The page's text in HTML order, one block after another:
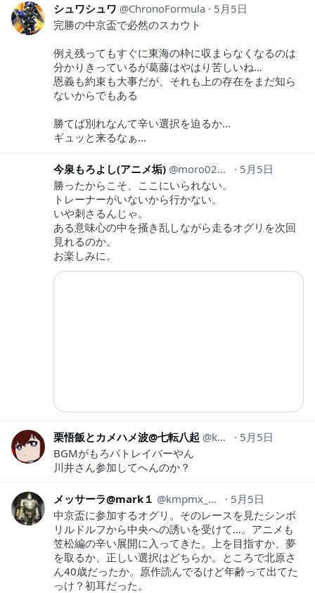
シュワシュワ ChronoFormula
5月5日
完勝の中京盃で必然のスカウト
例え残ってもすぐに東海の枠に収まらなくなるのは
分かりきっているが葛藤はやはり苦しいね…
恩義も約束も大事だが、それも上の存在をまだ知ら
ないからでもある
勝てば別れなんて辛い選択を迫るか…
ギュッと来るなぁ…
今泉もろよし(アニメ垢) moro0212anime
5月5日
勝ったからこそ、ここにいられない。
トレーナーがいないから行かない。
いや刺さるんじゃ。
ある意味心の中を掻き乱しながら走るオグリを次回
見れるのか。
お楽しみに。
栗悟飯とカメハメ波@七転八起 kongou07
5月5日
BGMがもろパトレイバーやん
川井さん参加してへんのか？
メッサーラ@mark１ kmpmx_000
5月5日
中京盃に参加するオグリ。そのレースを見たシンボ
リルドルフから中央への誘いを受けて…。アニメも
笠松編の辛い展開に入ってきた。上を目指すか、夢
を取るか、正しい選択はどちらか。ところで北原さ
ん40歳だったか。原作読んでるけど年齢って出てた
っけ？初耳だった。